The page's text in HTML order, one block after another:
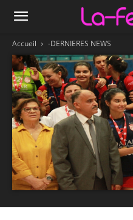
Accueil -DERNIERES NEWS